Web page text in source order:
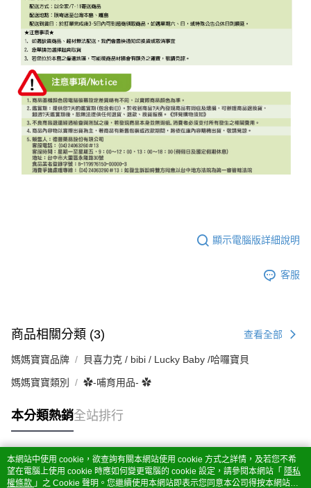
顯示電腦版詳細說明
客服
商品相關分類 (3) 查看全部
媽媽寶寶品牌 貝喜力克 / bibi / Lucky Baby /哈囉寶貝
媽媽寶寶類別 ✿-哺育用品- ✿
本分類熱銷全站排行
熱門標籤
本網站中使用 cookie，欲查詢有關本網站使用 cookie 方式之詳情，及若您不希
望在電腦上使用 cookie 時應如何變更電腦的 cookie 設定，請參閱本網站「 隱私
權條款 」之 Cookie 聲明。您繼續使用本網站即表示您同意本公司得按本網站使